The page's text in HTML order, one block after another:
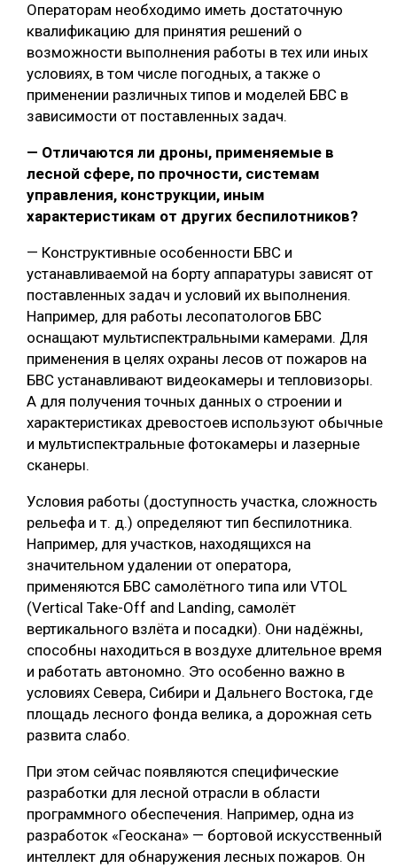
Операторам необходимо иметь достаточную
квалификацию для принятия решений о
возможности выполнения работы в тех или иных
условиях, в том числе погодных, а также о
применении различных типов и моделей БВС в
зависимости от поставленных задач.
— Отличаются ли дроны, применяемые в
лесной сфере, по прочности, системам
управления, конструкции, иным
характеристикам от других беспилотников?
— Конструктивные особенности БВС и
устанавливаемой на борту аппаратуры зависят от
поставленных задач и условий их выполнения.
Например, для работы лесопатологов БВС
оснащают мультиспектральными камерами. Для
применения в целях охраны лесов от пожаров на
БВС устанавливают видеокамеры и тепловизоры.
А для получения точных данных о строении и
характеристиках древостоев используют обычные
и мультиспектральные фотокамеры и лазерные
сканеры.
Условия работы (доступность участка, сложность
рельефа и т. д.) определяют тип беспилотника.
Например, для участков, находящихся на
значительном удалении от оператора,
применяются БВС самолётного типа или VTOL
(Vertical Take-Off and Landing, самолёт
вертикального взлёта и посадки). Они надёжны,
способны находиться в воздухе длительное время
и работать автономно. Это особенно важно в
условиях Севера, Сибири и Дальнего Востока, где
площадь лесного фонда велика, а дорожная сеть
развита слабо.
При этом сейчас появляются специфические
разработки для лесной отрасли в области
программного обеспечения. Например, одна из
разработок «Геоскана» — бортовой искусственный
интеллект для обнаружения лесных пожаров. Он